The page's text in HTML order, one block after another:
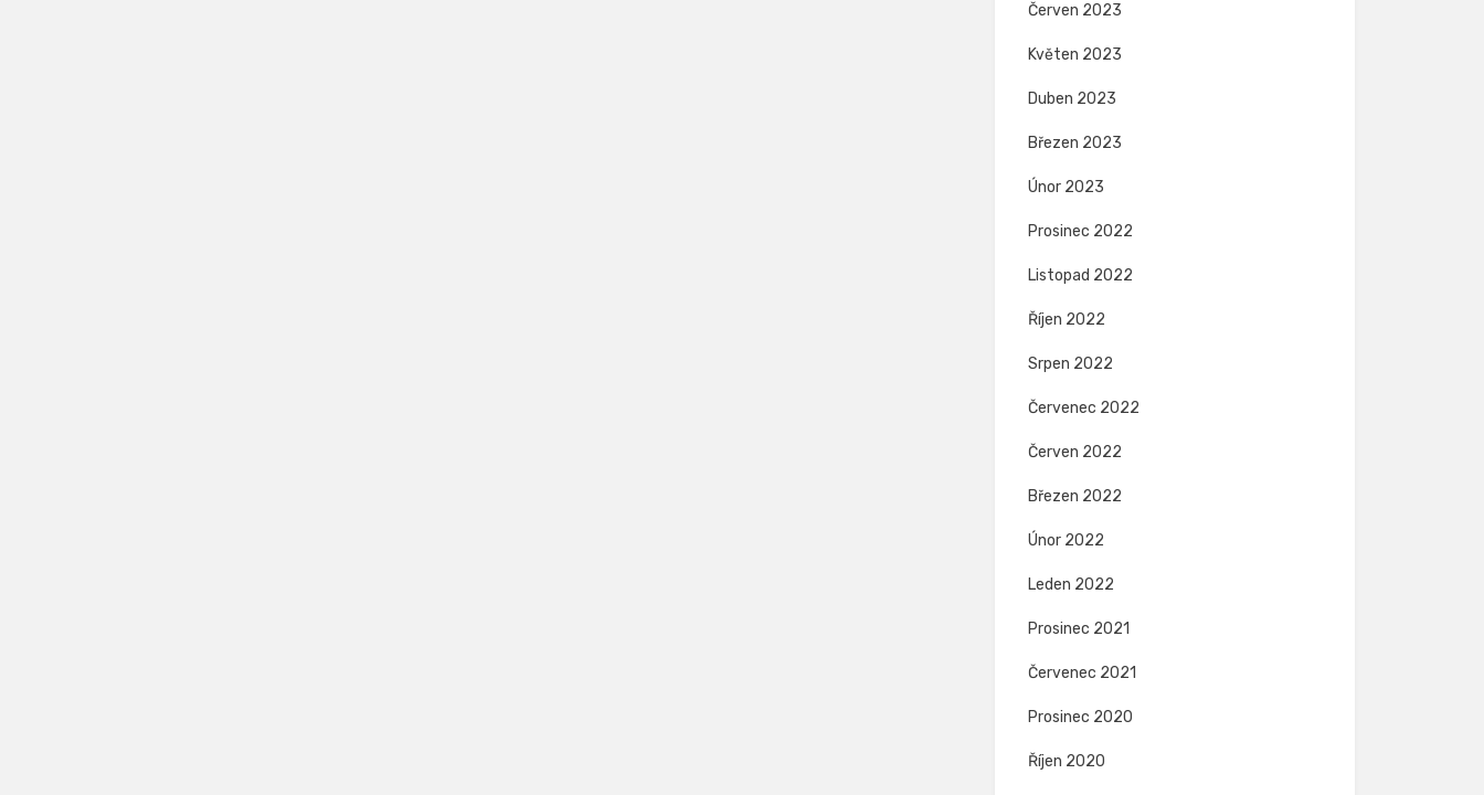
Červen 2023
Květen 2023
Duben 2023
Březen 2023
Únor 2023
Prosinec 2022
Listopad 2022
Říjen 2022
Srpen 2022
Červenec 2022
Červen 2022
Březen 2022
Únor 2022
Leden 2022
Prosinec 2021
Červenec 2021
Prosinec 2020
Říjen 2020